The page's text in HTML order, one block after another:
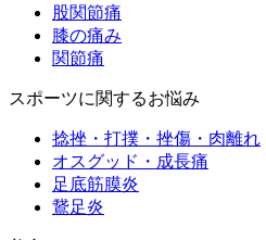
股関節痛
膝の痛み
関節痛
スポーツに関するお悩み
捻挫・打撲・挫傷・肉離れ
オスグッド・成長痛
足底筋膜炎
鵞足炎